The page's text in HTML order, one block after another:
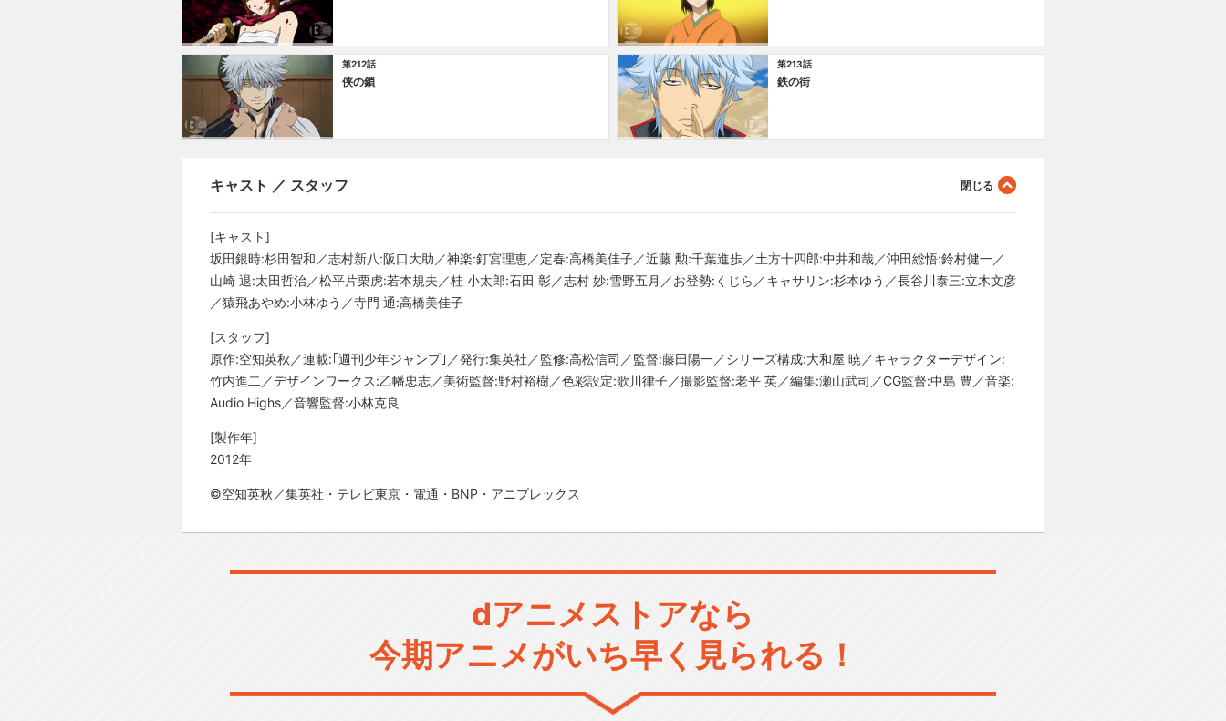
第212話
侠の鎖
第213話
鉄の街
キャスト ／ スタッフ
[キャスト]
坂田銀時:杉田智和／志村新八:阪口大助／神楽:釘宮理恵／定春:高橋美佳子／近藤 勲:千葉進歩／土方十四郎:中井和哉／沖田総悟:鈴村健一／
山崎 退:太田哲治／松平片栗虎:若本規夫／桂 小太郎:石田 彰／志村 妙:雪野五月／お登勢:くじら／キャサリン:杉本ゆう／長谷川泰三:立木文彦
／猿飛あやめ:小林ゆう／寺門 通:高橋美佳子
[スタッフ]
原作:空知英秋／連載:｢週刊少年ジャンプ｣／発行:集英社／監修:高松信司／監督:藤田陽一／シリーズ構成:大和屋 暁／キャラクターデザイン:
竹内進二／デザインワークス:乙幡忠志／美術監督:野村裕樹／色彩設定:歌川律子／撮影監督:老平 英／編集:瀬山武司／CG監督:中島 豊／音楽:
Audio Highs／音響監督:小林克良
[製作年]
2012年
©空知英秋／集英社・テレビ東京・電通・BNP・アニプレックス
dアニメストアなら
今期アニメがいち早く見られる！